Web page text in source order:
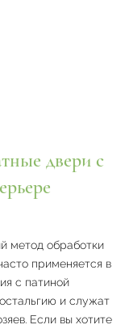
двери с
метод обработки
применяется в
с патиной
и служат
Если вы хотите